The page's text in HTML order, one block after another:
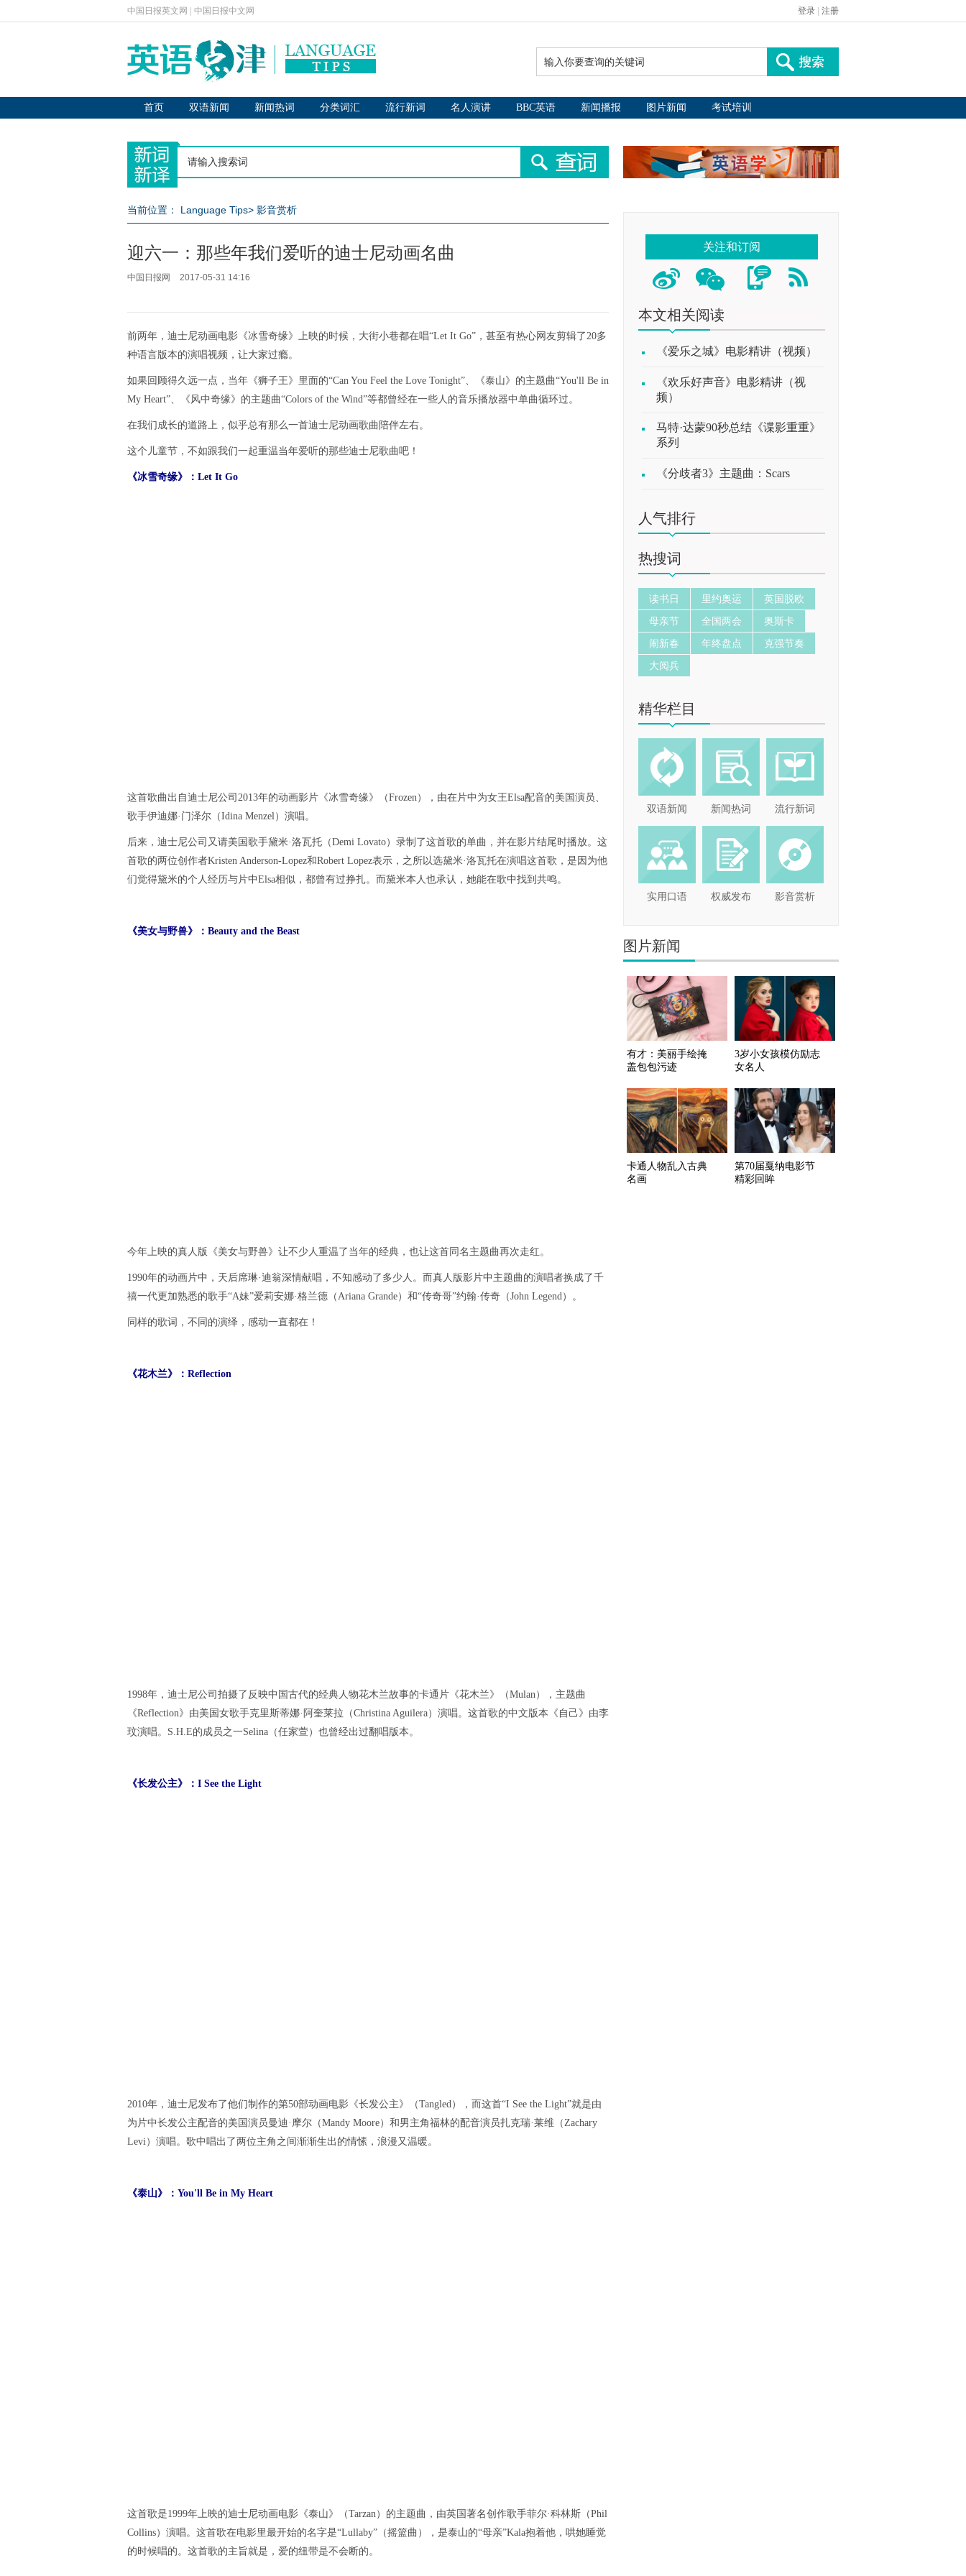
中国日报英文网 中国日报中文网 登录 注册
首页 双语新闻 新闻热词 分类词汇 流行新词 名人演讲 BBC英语 新闻播报 图片新闻 考试培训
当前位置： Language Tips> 影音赏析
迎六一：那些年我们爱听的迪士尼动画名曲
中国日报网 2017-05-31 14:16
前两年，迪士尼动画电影《冰雪奇缘》上映的时候，大街小巷都在唱“Let It Go”，甚至有热心网友剪辑了20多
种语言版本的演唱视频，让大家过瘾。
如果回顾得久远一点，当年《狮子王》里面的“Can You Feel the Love Tonight”、《泰山》的主题曲“You'll Be in
My Heart”、《风中奇缘》的主题曲“Colors of the Wind”等都曾经在一些人的音乐播放器中单曲循环过。
在我们成长的道路上，似乎总有那么一首迪士尼动画歌曲陪伴左右。
这个儿童节，不如跟我们一起重温当年爱听的那些迪士尼歌曲吧！
《冰雪奇缘》：Let It Go
这首歌曲出自迪士尼公司2013年的动画影片《冰雪奇缘》（Frozen），由在片中为女王Elsa配音的美国演员、
歌手伊迪娜·门泽尔（Idina Menzel）演唱。
后来，迪士尼公司又请美国歌手黛米·洛瓦托（Demi Lovato）录制了这首歌的单曲，并在影片结尾时播放。这
首歌的两位创作者Kristen Anderson-Lopez和Robert Lopez表示，之所以选黛米·洛瓦托在演唱这首歌，是因为他
们觉得黛米的个人经历与片中Elsa相似，都曾有过挣扎。而黛米本人也承认，她能在歌中找到共鸣。
《美女与野兽》：Beauty and the Beast
今年上映的真人版《美女与野兽》让不少人重温了当年的经典，也让这首同名主题曲再次走红。
1990年的动画片中，天后席琳·迪翁深情献唱，不知感动了多少人。而真人版影片中主题曲的演唱者换成了千
禧一代更加熟悉的歌手“A妹”爱莉安娜·格兰德（Ariana Grande）和“传奇哥”约翰·传奇（John Legend）。
同样的歌词，不同的演绎，感动一直都在！
《花木兰》：Reflection
1998年，迪士尼公司拍摄了反映中国古代的经典人物花木兰故事的卡通片《花木兰》（Mulan），主题曲
《Reflection》由美国女歌手克里斯蒂娜·阿奎莱拉（Christina Aguilera）演唱。这首歌的中文版本《自己》由李
玟演唱。S.H.E的成员之一Selina（任家萱）也曾经出过翻唱版本。
《长发公主》：I See the Light
2010年，迪士尼发布了他们制作的第50部动画电影《长发公主》（Tangled），而这首“I See the Light”就是由
为片中长发公主配音的美国演员曼迪·摩尔（Mandy Moore）和男主角福林的配音演员扎克瑞·莱维（Zachary
Levi）演唱。歌中唱出了两位主角之间渐渐生出的情愫，浪漫又温暖。
《泰山》：You'll Be in My Heart
这首歌是1999年上映的迪士尼动画电影《泰山》（Tarzan）的主题曲，由英国著名创作歌手菲尔·科林斯（Phil
Collins）演唱。这首歌在电影里最开始的名字是“Lullaby”（摇篮曲），是泰山的“母亲”Kala抱着他，哄她睡觉
的时候唱的。这首歌的主旨就是，爱的纽带是不会断的。
关注和订阅
本文相关阅读
《爱乐之城》电影精讲（视频）
《欢乐好声音》电影精讲（视
频）
马特·达蒙90秒总结《谍影重重》
系列
《分歧者3》主题曲：Scars
人气排行
热搜词
读书日 里约奥运
英国脱欧
母亲节
全国两会
奥斯卡
闹新春
年终盘点
克强节奏
大阅兵
精华栏目
双语新闻 新闻热词 流行新词
实用口语 权威发布 影音赏析
图片新闻
有才：美丽手绘掩
盖包包污迹
3岁小女孩模仿励志
女名人
卡通人物乱入古典
名画
第70届戛纳电影节
精彩回眸